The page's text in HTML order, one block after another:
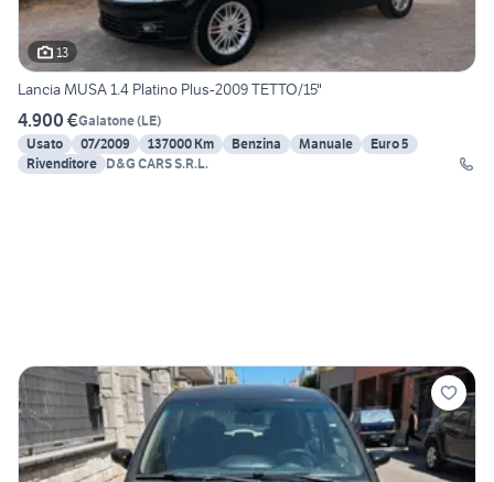
13
Lancia MUSA 1.4 Platino Plus-2009 TETTO/15"
4.900 €Galatone(LE)
Usato
07/2009 137000 Km Benzina Manuale
Euro 5
Rivenditore D&G CARS S.R.L.